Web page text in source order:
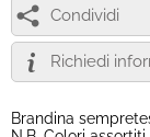
Condividi
Richiedi
Brandina